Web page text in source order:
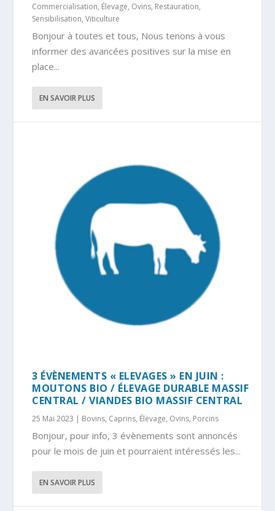
Commercialisation, Élevage, Ovins, Restauration,
Sensibilisation,Viticulture
Bonjour à toutes et tous, Nous tenons à vous
informer des avancées positives sur la mise en
place...
EN SAVOIR PLUS
3 ÉVÈNEMENTS « ELEVAGES » EN JUIN :
MOUTONS BIO / ÉLEVAGE DURABLE MASSIF
CENTRAL / VIANDES BIO MASSIF CENTRAL
25 Mai 2023 | Bovins, Caprins, Élevage, Ovins, Porcins
Bonjour, pour info, 3 évènements sont annoncés
pour le mois de juin et pourraient intéressés les...
EN SAVOIR PLUS